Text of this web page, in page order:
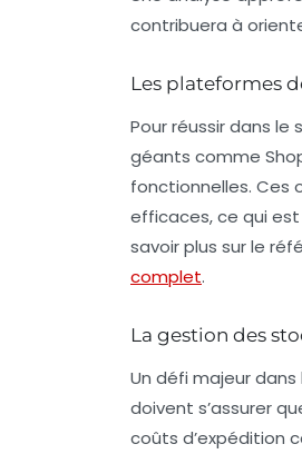
contribuera à
Les plateformes
Pour réussir dans
géants comme
fonctionnelles. Ces
efficaces, ce qui est
savoir plus sur le
complet.
La gestion des
Un défi majeur
doivent s’assurer
coûts d’expédition